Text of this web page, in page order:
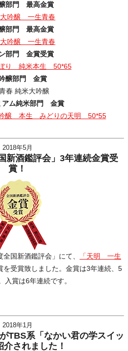
部門 最高金賞
吟醸 一生青春
部門 最高金賞
吟醸 一生青春
部門 金賞受賞
り 純米本生 50*65
醸部門 金賞
春 純米大吟醸
アム純米部門 金賞
醸 本生 みどりの天明 50*55
2018年5月
新酒鑑評会」3年連続金賞受
賞！
国新酒鑑評会」にて、
「天明 一生
を受賞致しました。金賞は3年連続、5
入賞は6年連続です。
2018年1月
TBS系「なかい君の学スイッ
介されました！